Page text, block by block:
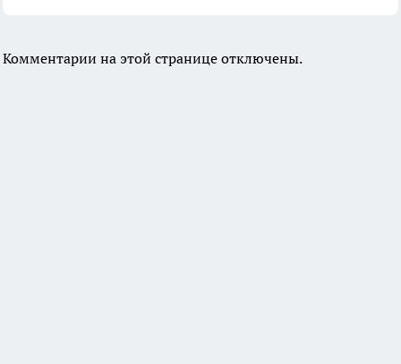
Комментарии на этой странице отключены.